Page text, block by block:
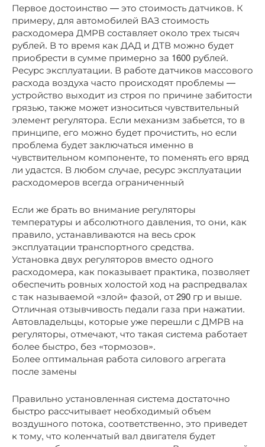
Первое достоинство — это стоимость датчиков. К
примеру, для автомобилей ВАЗ стоимость
расходомера ДМРВ составляет около трех тысяч
рублей. В то время как ДАД и ДТВ можно будет
приобрести в сумме примерно за 1600 рублей.
Ресурс эксплуатации. В работе датчиков массового
расхода воздуха часто происходят проблемы —
устройство выходит из строя по причине забитости
грязью, также может износиться чувствительный
элемент регулятора. Если механизм забьется, то в
принципе, его можно будет прочистить, но если
проблема будет заключаться именно в
чувствительном компоненте, то поменять его вряд
ли удастся. В любом случае, ресурс эксплуатации
расходомеров всегда ограниченный
Если же брать во внимание регуляторы
температуры и абсолютного давления, то они, как
правило, устанавливаются на весь срок
эксплуатации транспортного средства.
Установка двух регуляторов вместо одного
расходомера, как показывает практика, позволяет
обеспечить ровных холостой ход на распредвалах
с так называемой «злой» фазой, от 290 гр и выше.
Отличная отзывчивость педали газа при нажатии.
Автовладельцы, которые уже перешли с ДМРВ на
регуляторы, отмечают, что такая система работает
более быстро, без «тормозов».
Более оптимальная работа силового агрегата
после замены
Правильно установленная система достаточно
быстро рассчитывает необходимый объем
воздушного потока, соответственно, это приведет
к тому, что коленчатый вал двигателя будет